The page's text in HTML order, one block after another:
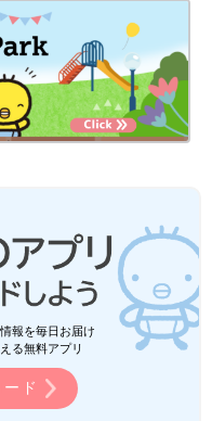
報を毎日お届け
る無料アプリ
ド